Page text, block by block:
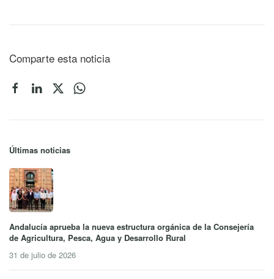
Comparte esta noticia
Últimas noticias
Andalucía aprueba la nueva estructura orgánica de la Consejería
de Agricultura, Pesca, Agua y Desarrollo Rural
31 de julio de 2026